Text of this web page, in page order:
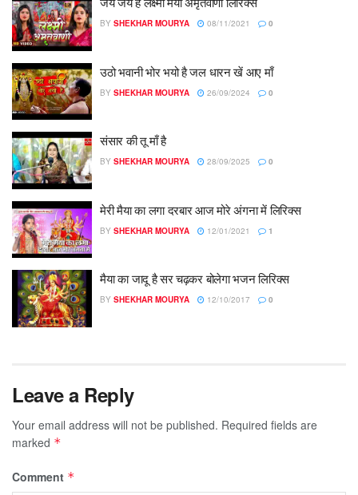
BY SHEKHAR MOURYA 08/11/2021 0
उठो भवानी भोर भयो है जल धारन खें आए माँ
BY SHEKHAR MOURYA 26/09/2024 0
संसार की तू माँ है
BY SHEKHAR MOURYA 28/09/2025 0
मेरी मैया का लगा दरबार आज मोरे अंगना में लिरिक्स
BY SHEKHAR MOURYA 12/01/2021 1
मैया का जादू है सर चढ़कर बोलेगा भजन लिरिक्स
BY SHEKHAR MOURYA 12/10/2017 0
Leave a Reply
Your email address will not be published. Required fields are
marked *
Comment *